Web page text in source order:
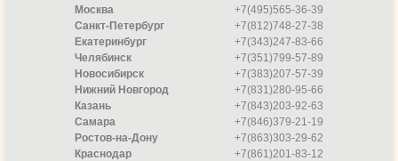
Москва
+7(495)565-36-39
Санкт-Петербург
+7(812)748-27-38
Екатеринбург
+7(343)247-83-66
Челябинск
+7(351)799-57-89
Новосибирск
+7(383)207-57-39
Нижний Новгород
+7(831)280-95-66
Казань
+7(843)203-92-63
Самара
+7(846)379-21-19
Ростов-на-Дону
+7(863)303-29-62
Краснодар
+7(861)201-83-12